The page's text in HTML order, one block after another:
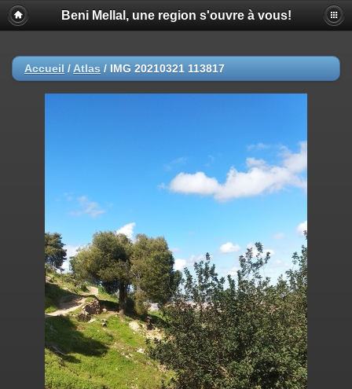
Beni Mellal, une region s'ouvre à vous!
Accueil / Atlas / IMG 20210321 113817